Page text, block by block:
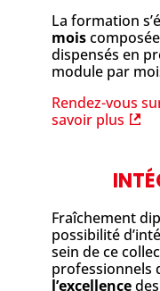
La formation
mois
dispensés en
module par
Rendez-vous
savoir plus
Fraîchement
possibilité
sein de ce
professionnels
l’excellencedes